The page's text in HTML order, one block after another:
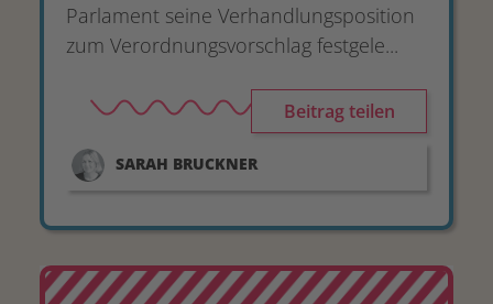
Parlament seine Verhandlungsposition
zum Verordnungsvorschlag festgele...
Beitrag teilen
SARAH BRUCKNER